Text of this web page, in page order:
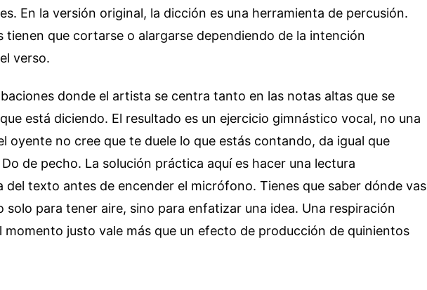
En la versión original, la dicción es una herramienta de percusión.
tienen que cortarse o alargarse dependiendo de la intención
verso.
donde el artista se centra tanto en las notas altas que se
está diciendo. El resultado es un ejercicio gimnástico vocal, no una
oyente no cree que te duele lo que estás contando, da igual que
Do de pecho. La solución práctica aquí es hacer una lectura
del texto antes de encender el micrófono. Tienes que saber dónde vas
solo para tener aire, sino para enfatizar una idea. Una respiración
momento justo vale más que un efecto de producción de quinientos